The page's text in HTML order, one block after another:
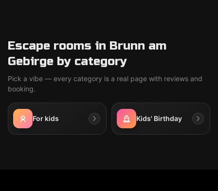
Escape rooms in Brunn am
Gebirge by category
Pick a vibe — every category is a real page with reviews and
booking.
For kids Kids' Birthday